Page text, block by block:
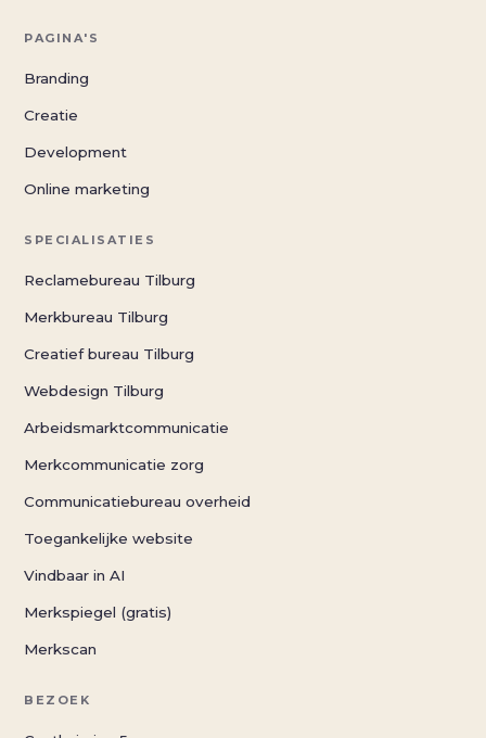
PAGINA'S
Branding
Creatie
Development
Online marketing
SPECIALISATIES
Reclamebureau Tilburg
Merkbureau Tilburg
Creatief bureau Tilburg
Webdesign Tilburg
Arbeidsmarktcommunicatie
Merkcommunicatie zorg
Communicatiebureau overheid
Toegankelijke website
Vindbaar in AI
Merkspiegel (gratis)
Merkscan
BEZOEK